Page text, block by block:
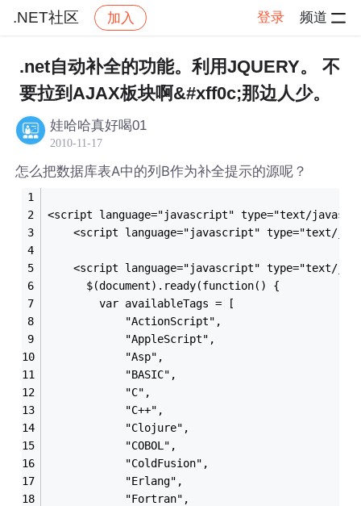
.NET社区 加入 登录 频道
.NET社区 帖子详情
.net自动补全的功能。利用JQUERY。 不
要拉到AJAX板块啊&#xff0c;那边人少。
娃哈哈真好喝01
2010-11-17
怎么把数据库表A中的列B作为补全提示的源呢？
<script language="javascript" type="text/
<script language="javascript" type="text/
<script language="javascript" type="text/
	  $(document).ready(function() {
		var availableTags = [
			"ActionScript",
			"AppleScript",
			"Asp",
			"BASIC",
			"C",
			"C++",
			"Clojure",
			"COBOL",
			"ColdFusion",
			"Erlang",
			"Fortran",